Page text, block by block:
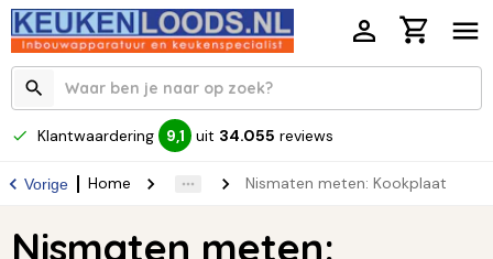
Klantwaardering 9,1 uit 34.055 reviews
Vorige Home Nismaten meten: Kookplaat
Nismaten meten: